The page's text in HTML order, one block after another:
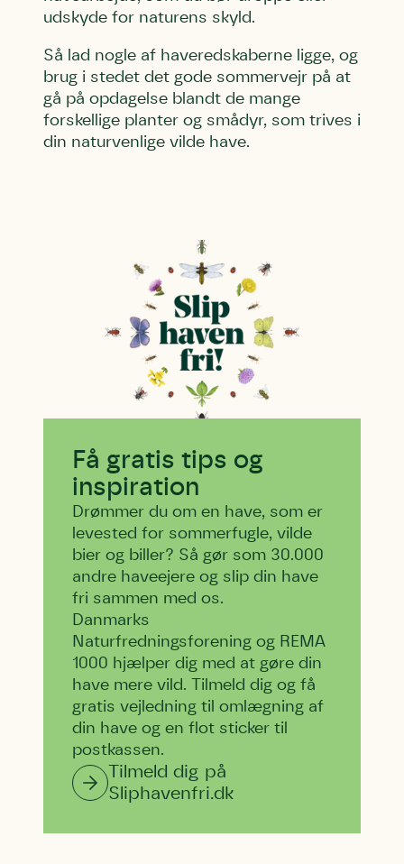
udskyde for naturens skyld.
Så lad nogle af haveredskaberne ligge, og
brug i stedet det gode sommervejr på at
gå på opdagelse blandt de mange
forskellige planter og smådyr, som trives i
din naturvenlige vilde have.
Få gratis tips og
inspiration
Drømmer du om en have, som er
levested for sommerfugle, vilde
bier og biller? Så gør som 30.000
andre haveejere og slip din have
fri sammen med os.
Danmarks
Naturfredningsforening og REMA
1000 hjælper dig med at gøre din
have mere vild. Tilmeld dig og få
gratis vejledning til omlægning af
din have og en flot sticker til
postkassen.
Tilmeld dig på
Sliphavenfri.dk